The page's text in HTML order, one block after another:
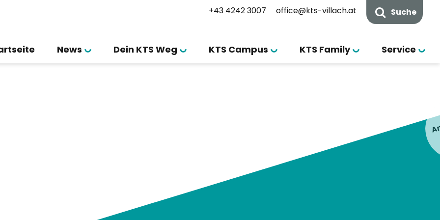
+43 4242 3007 office@kts-villach.at Suche
News Dein KTS Weg KTS Campus KTS Family Service